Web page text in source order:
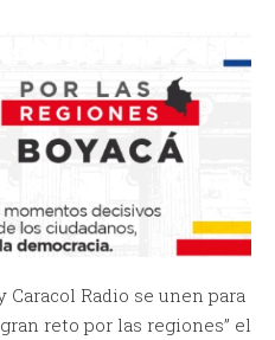
Radio se unen para
reto por las regiones” el